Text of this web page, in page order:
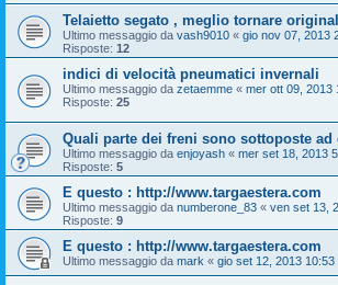
Telaietto segato , meglio tornare
Ultimo messaggio da vash9010 « gio nov 07, 2013
Risposte: 12
indici di velocità pneumatici invernali
Ultimo messaggio da zetaemme « mer ott 09, 2013
Risposte: 25
Quali parte dei freni sono sottoposte
Ultimo messaggio da enjoyash « mer set 18, 2013
Risposte: 5
E questo : http://www.targaestera.com
Ultimo messaggio da numberone_83 « ven set 13,
Risposte: 9
E questo : http://www.targaestera.com
Ultimo messaggio da mark « gio set 12, 2013 10:53